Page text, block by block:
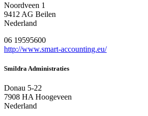
Noordveen 1
9412 AG Beilen
Nederland
06 19595600
http://www.smart-accounting.eu/
Smildra Administraties
Donau 5-22
7908 HA Hoogeveen
Nederland